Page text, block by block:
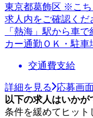
東京都葛飾区 ※こち
求人内をご確認くだ
「熱海」駅から車
カー通勤ＯＫ・駐車
交通費支給
詳細を見る
応募画
以下の求人はいかが
条件を緩めてヒット